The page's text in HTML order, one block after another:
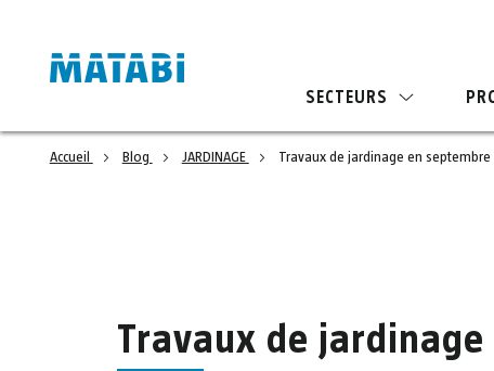
SECTEURS
Accueil Blog JARDINAGE Travaux de jardinage en septembre
Travaux de jardinage